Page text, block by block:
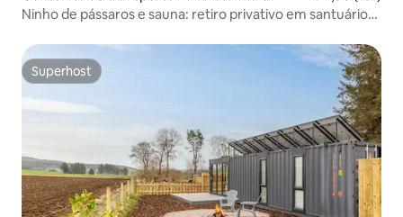
Ninho de pássaros e sauna: retiro privativo em santuário
Superhost
Superhost